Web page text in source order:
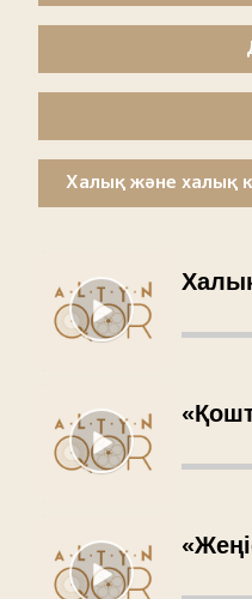
Халық және халық